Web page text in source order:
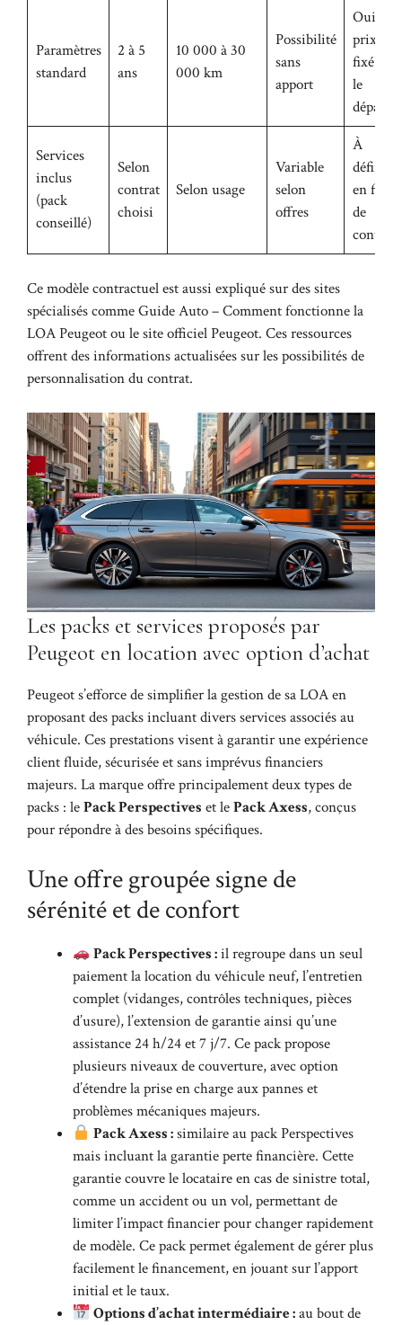
Paramètres
standard
2 à 5
ans
10 000 à 30
000 km
Possibilité
sans
apport
Oui,
prix
fixé dès
le
départ
Services
inclus
(pack
conseillé)
Selon
contrat
choisi
Selon usage
Variable
selon
offres
À
définir
en fin
de
contrat
Ce modèle contractuel est aussi expliqué sur des sites
spécialisés commeGuide Auto – Comment fonctionne la
LOA Peugeotoule site officiel Peugeot. Ces ressources
offrent des informations actualisées sur les possibilités de
personnalisation du contrat.
Les packs et services proposés par
Peugeot en location avec option d’achat
Peugeot s’efforce de simplifier la gestion de sa LOA en
proposant des packs incluant divers services associés au
véhicule. Ces prestations visent à garantir une expérience
client fluide, sécurisée et sans imprévus financiers
majeurs. La marque offre principalement deux types de
packs : lePack Perspectives et lePack Axess, conçus
pour répondre à des besoins spécifiques.
Une offre groupée signe de
sérénité et de confort
Pack Perspectives :il regroupe dans un seul
paiement la location du véhicule neuf, l’entretien
complet (vidanges, contrôles techniques, pièces
d’usure), l’extension de garantie ainsi qu’une
assistance 24 h/24 et 7 j/7. Ce pack propose
plusieurs niveaux de couverture, avec option
d’étendre la prise en charge aux pannes et
problèmes mécaniques majeurs.
Pack Axess :similaire au pack Perspectives
mais incluant la garantie perte financière. Cette
garantie couvre le locataire en cas de sinistre total,
comme un accident ou un vol, permettant de
limiter l’impact financier pour changer rapidement
de modèle. Ce pack permet également de gérer plus
facilement le financement, en jouant sur l’apport
initial et le taux.
Options d’achat intermédiaire :au bout de